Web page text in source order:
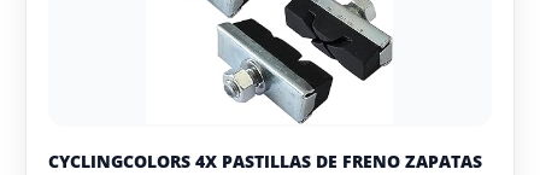
CYCLINGCOLORS 4X PASTILLAS DE FRENO ZAPATAS